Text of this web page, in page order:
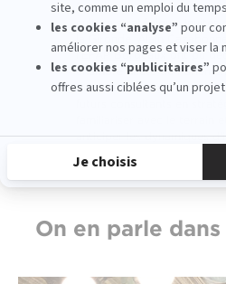
fonctionnement des
culture stratégique. Invités
la Gironde, Alain
l’EFAP Bordeaux ont pu
chambre haute du
expériences concrètes qui
anticiper les dynamiques
On en parle